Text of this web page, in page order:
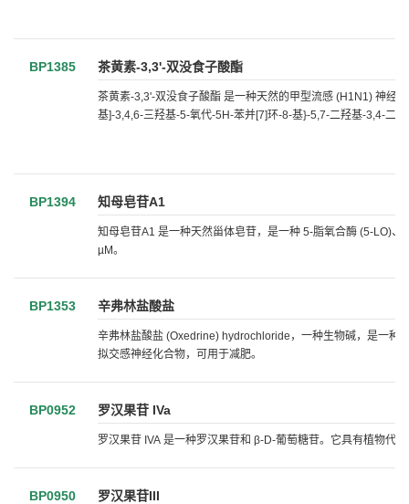
BP1385 茶黄素-3,3'-双没食子酸酯
茶黄素-3,3'-双没食子酸酯 是一种天然的甲型流感 (H1N1) 神经
基]-3,4,6-三羟基-5-氧代-5H-苯并[7]环-8-基}-5,7-二羟基-3,4-二
BP1394 知母皂苷A1
知母皂苷A1 是一种天然甾体皂苷，是一种 5-脂氧合酶 (5-LO)
µM。
BP1353 辛弗林盐酸盐
辛弗林盐酸盐 (Oxedrine) hydrochloride，一种生物碱，是一
拟交感神经化合物，可用于减肥。
BP0952 罗汉果苷 IVa
罗汉果苷 IVA 是一种罗汉果苷和 β-D-葡萄糖苷。它具有植物代
BP0950 罗汉果苷III